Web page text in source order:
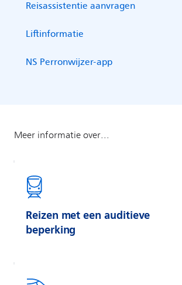
Reizen met een auditieve
beperking